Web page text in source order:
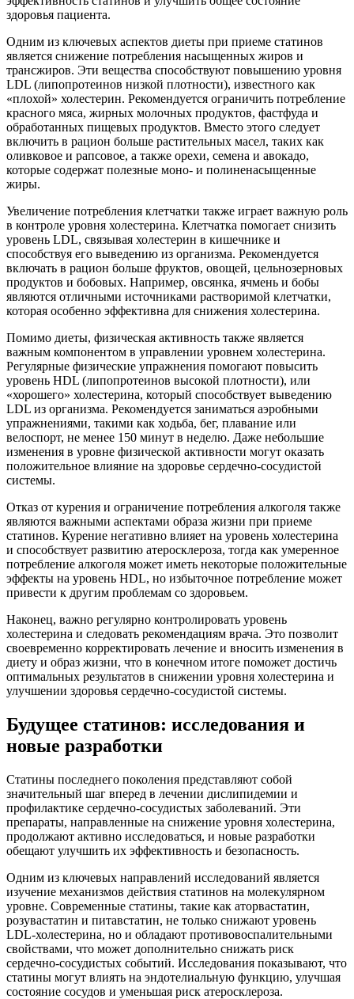
здоровья пациента.
Одним из ключевых аспектов диеты при приеме статинов
является снижение потребления насыщенных жиров и
трансжиров. Эти вещества способствуют повышению уровня
LDL (липопротеинов низкой плотности), известного как
«плохой» холестерин. Рекомендуется ограничить потребление
красного мяса, жирных молочных продуктов, фастфуда и
обработанных пищевых продуктов. Вместо этого следует
включить в рацион больше растительных масел, таких как
оливковое и рапсовое, а также орехи, семена и авокадо,
которые содержат полезные моно- и полиненасыщенные
жиры.
Увеличение потребления клетчатки также играет важную роль
в контроле уровня холестерина. Клетчатка помогает снизить
уровень LDL, связывая холестерин в кишечнике и
способствуя его выведению из организма. Рекомендуется
включать в рацион больше фруктов, овощей, цельнозерновых
продуктов и бобовых. Например, овсянка, ячмень и бобы
являются отличными источниками растворимой клетчатки,
которая особенно эффективна для снижения холестерина.
Помимо диеты, физическая активность также является
важным компонентом в управлении уровнем холестерина.
Регулярные физические упражнения помогают повысить
уровень HDL (липопротеинов высокой плотности), или
«хорошего» холестерина, который способствует выведению
LDL из организма. Рекомендуется заниматься аэробными
упражнениями, такими как ходьба, бег, плавание или
велоспорт, не менее 150 минут в неделю. Даже небольшие
изменения в уровне физической активности могут оказать
положительное влияние на здоровье сердечно-сосудистой
системы.
Отказ от курения и ограничение потребления алкоголя также
являются важными аспектами образа жизни при приеме
статинов. Курение негативно влияет на уровень холестерина
и способствует развитию атеросклероза, тогда как умеренное
потребление алкоголя может иметь некоторые положительные
эффекты на уровень HDL, но избыточное потребление может
привести к другим проблемам со здоровьем.
Наконец, важно регулярно контролировать уровень
холестерина и следовать рекомендациям врача. Это позволит
своевременно корректировать лечение и вносить изменения в
диету и образ жизни, что в конечном итоге поможет достичь
оптимальных результатов в снижении уровня холестерина и
улучшении здоровья сердечно-сосудистой системы.
Будущее статинов: исследования и
новые разработки
Статины последнего поколения представляют собой
значительный шаг вперед в лечении дислипидемии и
профилактике сердечно-сосудистых заболеваний. Эти
препараты, направленные на снижение уровня холестерина,
продолжают активно исследоваться, и новые разработки
обещают улучшить их эффективность и безопасность.
Одним из ключевых направлений исследований является
изучение механизмов действия статинов на молекулярном
уровне. Современные статины, такие как аторвастатин,
розувастатин и питавстатин, не только снижают уровень
LDL-холестерина, но и обладают противовоспалительными
свойствами, что может дополнительно снижать риск
сердечно-сосудистых событий. Исследования показывают, что
статины могут влиять на эндотелиальную функцию, улучшая
состояние сосудов и уменьшая риск атеросклероза.